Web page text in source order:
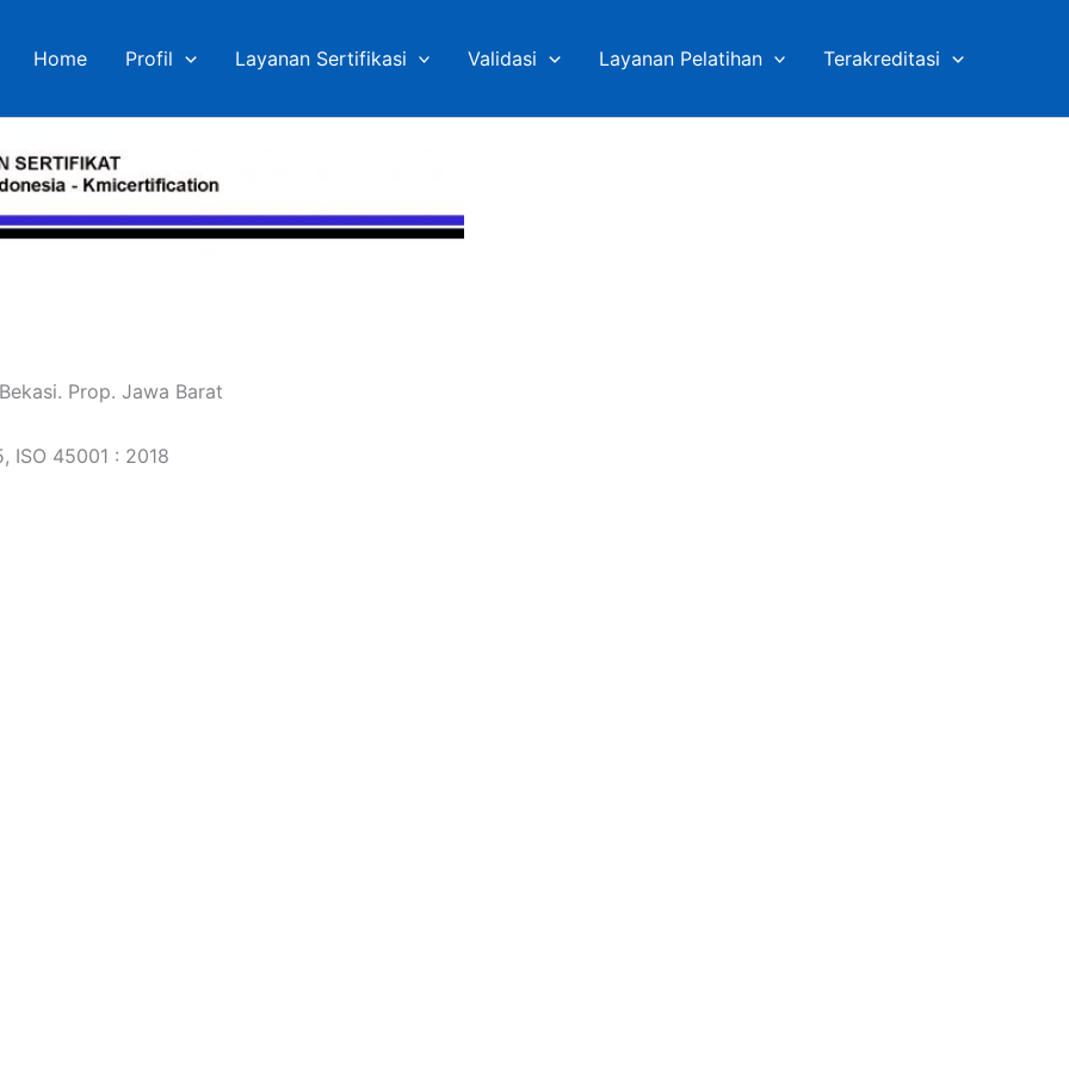
Home Profil Layanan Sertifikasi Validasi Layanan Pelatihan Terakreditasi
Prop. Jawa Barat
ISO 45001 : 2018